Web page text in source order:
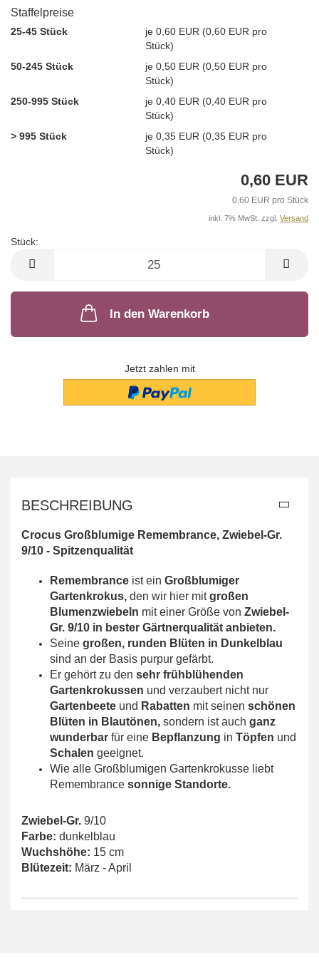
Staffelpreise
25-45 Stück
je 0,60 EUR (0,60 EUR pro
Stück)
50-245 Stück
je 0,50 EUR (0,50 EUR pro
Stück)
250-995 Stück
je 0,40 EUR (0,40 EUR pro
Stück)
> 995 Stück
je 0,35 EUR (0,35 EUR pro
Stück)
0,60 EUR
0,60 EUR pro Stück
inkl. 7% MwSt. zzgl. Versand
Stück:
In den Warenkorb
Jetzt zahlen mit
BESCHREIBUNG
Crocus Großblumige Remembrance, Zwiebel-Gr.
9/10 - Spitzenqualität
Remembrance ist ein Großblumiger
Gartenkrokus, den wir hier mitgroßen
Blumenzwiebeln mit einer Größe von Zwiebel-
Gr. 9/10 in bester Gärtnerqualität anbieten.
Seine großen, runden Blüten in Dunkelblau
sind an der Basis purpur gefärbt.
Er gehört zu den sehr frühblühenden
Gartenkrokussen und verzaubert nicht nur
Gartenbeete und Rabatten mit seinen schönen
Blüten in Blautönen, sondern ist auch ganz
wunderbar für eine Bepflanzung in Töpfen und
Schalen geeignet.
Wie alle Großblumigen Gartenkrokusse liebt
Remembrance sonnige Standorte.
Zwiebel-Gr. 9/10
Farbe: dunkelblau
Wuchshöhe: 15 cm
Blütezeit: März - April